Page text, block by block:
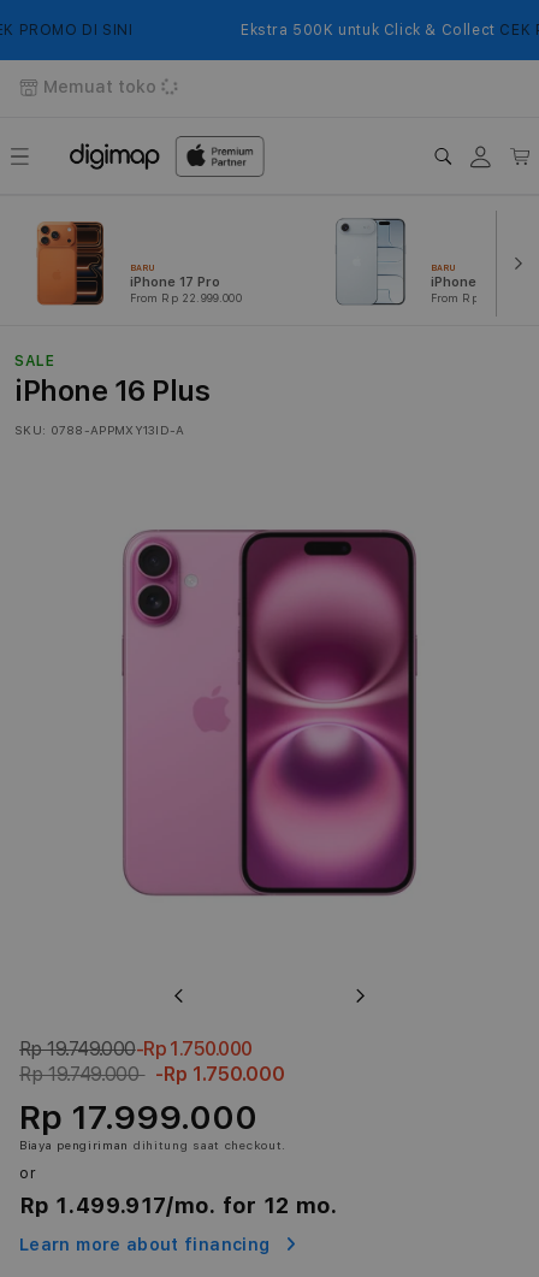
ke
DI SINI Ekstra 500K untuk Click & CollectCEK
Memuat toko
Login
BARU
iPhone 17 Pro
From Rp 22.999.000
BARU
iPhone Air
From Rp 16.999.000
SALE
iPhone 16 Plus
SKU: 0788-APPMXY13ID-A
Previous Next
Rp 19.749.000-Rp 1.750.000
Rp 19.749.000 -Rp 1.750.000
Rp 17.999.000
Biaya pengiriman dihitung saat checkout.
or
Rp 1.499.917/mo. for 12 mo.
Learn more about financing